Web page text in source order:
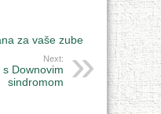
za vaše zube
Next:
Downovim
sindromom